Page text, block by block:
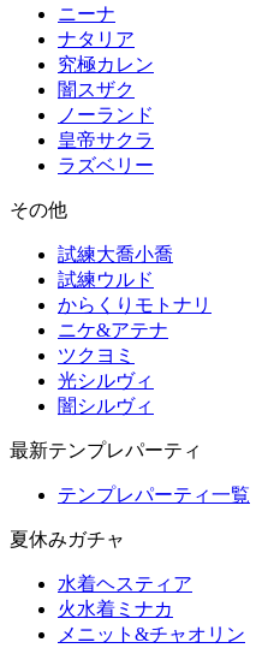
ニーナ
ナタリア
究極カレン
闇スザク
ノーランド
皇帝サクラ
ラズベリー
その他
試練大喬小喬
試練ウルド
からくりモトナリ
ニケ&アテナ
ツクヨミ
光シルヴィ
闇シルヴィ
最新テンプレパーティ
テンプレパーティ一覧
夏休みガチャ
水着ヘスティア
火水着ミナカ
メニット&チャオリン